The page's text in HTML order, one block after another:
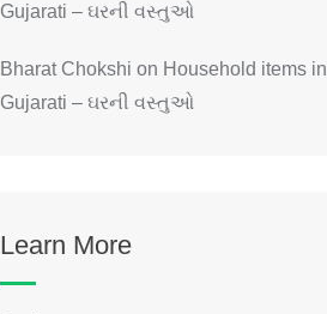
Gujarati – ઘરની વસ્તુઓ
Bharat Chokshi on Household items in
Gujarati – ઘરની વસ્તુઓ
Learn More